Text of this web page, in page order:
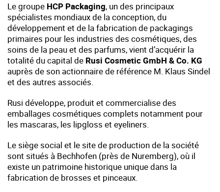
Le groupe HCP Packaging, un des principaux
spécialistes mondiaux de la conception, du
développement et de la fabrication de packagings
primaires pour les industries des cosmétiques, des
soins de la peau et des parfums, vient d’acquérir la
totalité du capital de Rusi Cosmetic GmbH & Co. KG
auprès de son actionnaire de référence M. Klaus Sindel
et des autres associés.
Rusi développe, produit et commercialise des
emballages cosmétiques complets notamment pour
les mascaras, les lipgloss et eyeliners.
Le siège social et le site de production de la société
sont situés à Bechhofen (près de Nuremberg), où il
existe un patrimoine historique unique dans la
fabrication de brosses et pinceaux.